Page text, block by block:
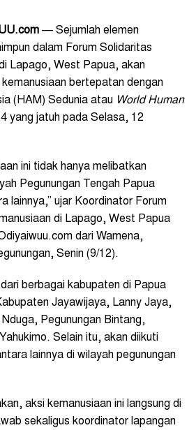
— Sejumlah elemen
dalam Forum Solidaritas
Lapago, West Papua, akan
bertepatan dengan
(HAM) Sedunia atau WorldHuman
yang jatuh pada Selasa, 12
ini tidak hanya melibatkan
Pegunungan Tengah Papua
lainnya,” ujar Koordinator Forum
di Lapago, West Papua
dari Wamena,
Senin (9/12).
berbagai kabupaten di Papua
Jayawijaya, Lanny Jaya,
Pegunungan Bintang,
Selain itu, akan diikuti
lainnya di wilayah pegunungan
aksi kemanusiaan ini langsung di
sekaligus koordinator lapangan